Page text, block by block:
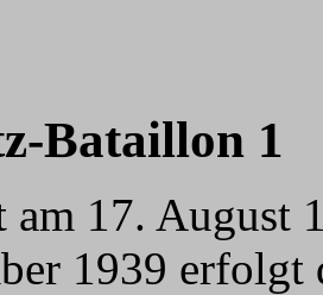
Bataillon 1
17. August
1939